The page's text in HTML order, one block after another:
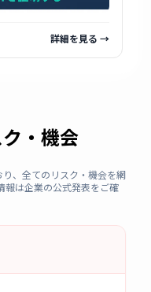
詳細を見る →
・機会
、全てのリスク・機会を網
報は企業の公式発表をご確